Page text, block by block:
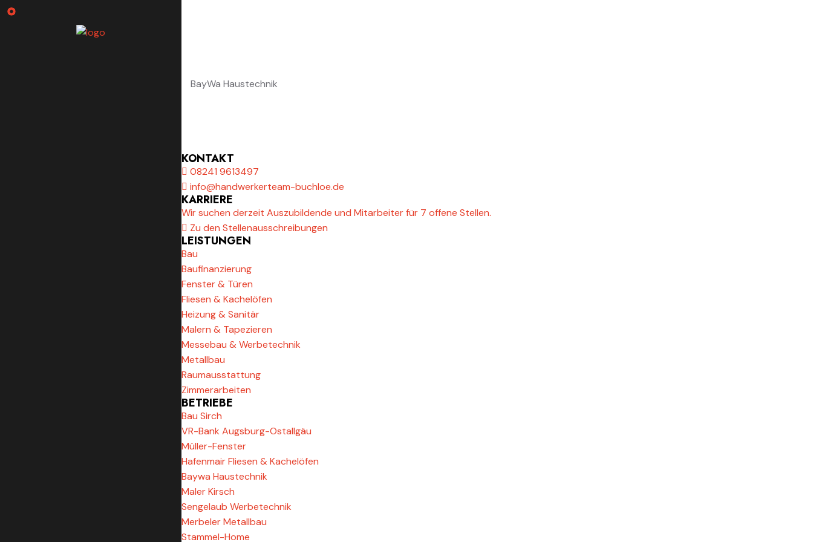
BayWa Haustechnik
KONTAKT
08241 9613497
info@handwerkerteam-buchloe.de
KARRIERE
Wir suchen derzeit Auszubildende und Mitarbeiter für 7 offene Stellen.
Zu den Stellenausschreibungen
LEISTUNGEN
Bau
Baufinanzierung
Fenster & Türen
Fliesen & Kachelöfen
Heizung & Sanitär
Malern & Tapezieren
Messebau & Werbetechnik
Metallbau
Raumausstattung
Zimmerarbeiten
BETRIEBE
Bau Sirch
VR-Bank Augsburg-Ostallgäu
Müller-Fenster
Hafenmair Fliesen & Kachelöfen
Baywa Haustechnik
Maler Kirsch
Sengelaub Werbetechnik
Merbeler Metallbau
Stammel-Home